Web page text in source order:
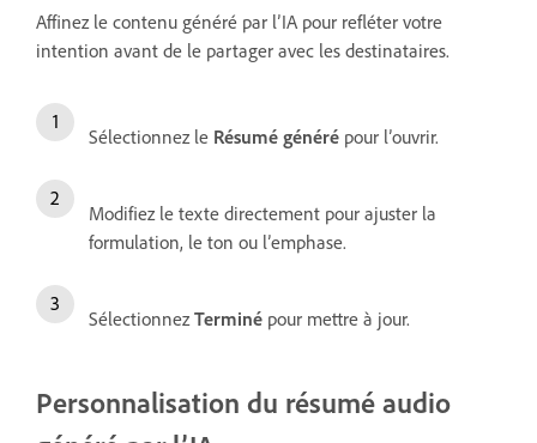
Affinez le contenu généré par l’IA pour refléter votre
intention avant de le partager avec les destinataires.
Sélectionnez le Résumé généré pour l’ouvrir.
Modifiez le texte directement pour ajuster la
formulation, le ton ou l’emphase.
Sélectionnez Terminé pour mettre à jour.
Personnalisation du résumé audio